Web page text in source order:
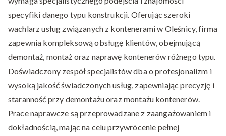
specyfiki danego typu konstrukcji. Oferując szeroki
wachlarz usług związanych z kontenerami w Oleśnicy, firma
zapewnia kompleksową obsługę klientów, obejmującą
demontaż, montaż oraz naprawę kontenerów różnego typu.
Doświadczony zespół specjalistów dba o profesjonalizm i
wysoką jakość świadczonych usług, zapewniając precyzję i
staranność przy demontażu oraz montażu kontenerów.
Prace naprawcze są przeprowadzane z zaangażowaniem i
dokładnością, mając na celu przywrócenie pełnej